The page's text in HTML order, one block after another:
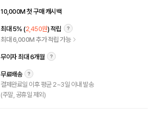
10,000M 첫 구매 캐시백
최대 5% (2,450원) 적립
최대 6,000M 추가 적립 가능
무이자 최대 6개월
무료배송
결제완료일 이후 평균 2~3일 이내 발송
(주말, 공휴일 제외)